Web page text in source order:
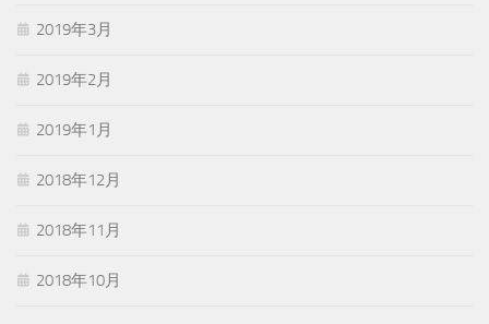
2019年3月
2019年2月
2019年1月
2018年12月
2018年11月
2018年10月